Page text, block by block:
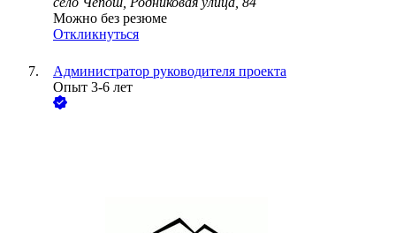
Можно без резюме
Откликнуться
Администратор руководителя проекта
Опыт 3-6 лет